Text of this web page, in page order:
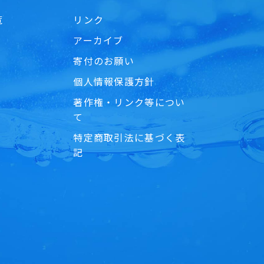
リンク
アーカイブ
寄付のお願い
個人情報保護方針
著作権・リンク等につい
て
特定商取引法に基づく表
記